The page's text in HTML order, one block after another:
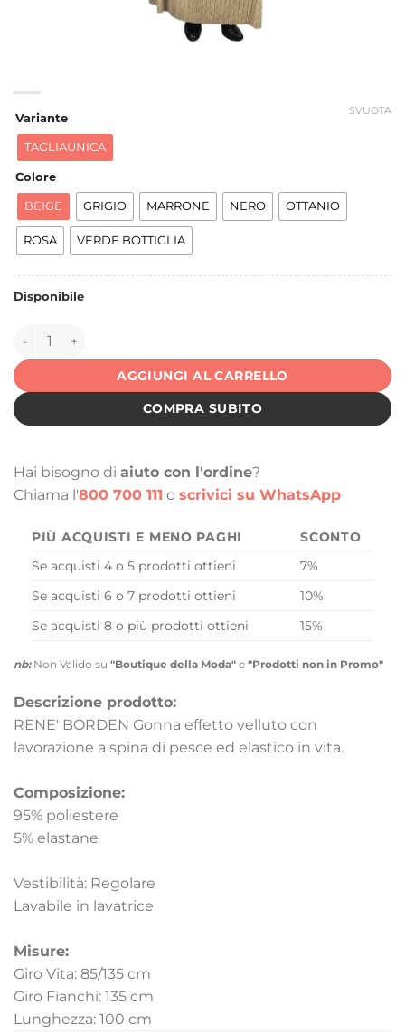
Variante
TAGLIAUNICA
Colore
BEIGE GRIGIO MARRONE NERO OTTANIO
ROSA VERDE BOTTIGLIA
SVUOTA
Disponibile
150831 quantità
AGGIUNGI AL CARRELLO
COMPRA SUBITO
Hai bisogno di aiuto con l'ordine?
Chiama l'800 700 111 o scrivici su WhatsApp
PIÙ ACQUISTI E MENO PAGHI
SCONTO
Se acquisti 4 o 5 prodotti ottieni
7%
Se acquisti 6 o 7 prodotti ottieni
10%
Se acquisti 8 o più prodotti ottieni
15%
nb:Non Valido su "Boutique della Moda" e "Prodotti non in Promo"
Descrizione prodotto:
RENE' BORDEN Gonna effetto velluto con
lavorazione a spina di pesce ed elastico in vita.
Composizione:
95% poliestere
5% elastane
Vestibilità: Regolare
Lavabile in lavatrice
Misure:
Giro Vita: 85/135 cm
Giro Fianchi: 135 cm
Lunghezza: 100 cm